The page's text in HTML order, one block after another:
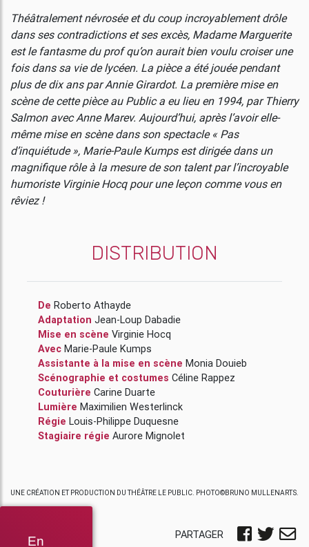
En
Théâtralement névrosée et du coup incroyablement drôle
dans ses contradictions et ses excès, Madame Marguerite
est le fantasme du prof qu’on aurait bien voulu croiser une
fois dans sa vie de lycéen. La pièce a été jouée pendant
plus de dix ans par Annie Girardot. La première mise en
scène de cette pièce au Public a eu lieu en 1994, par Thierry
Salmon avec Anne Marev. Aujourd’hui, après l’avoir elle-
même mise en scène dans son spectacle « Pas
d’inquiétude », Marie-Paule Kumps est dirigée dans un
magnifique rôle à la mesure de son talent par l’incroyable
humoriste Virginie Hocq pour une leçon comme vous en
rêviez !
DISTRIBUTION
De
Roberto Athayde
Adaptation Jean-Loup Dabadie
Mise en scène Virginie Hocq
Avec
Marie-Paule Kumps
Assistante à la mise en scène
Monia Douieb
Scénographie et costumes Céline Rappez
Couturière Carine Duarte
Lumière Maximilien Westerlinck
Régie Louis-Philippe Duquesne
Stagiaire régie Aurore Mignolet
UNE CRÉATION ET PRODUCTION DU THÉÂTRE LE PUBLIC. PHOTO©BRUNO MULLENARTS.
PARTAGER